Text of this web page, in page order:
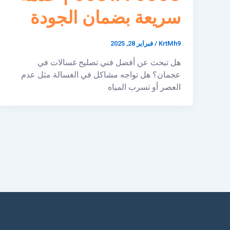
سريعة بضمان الجودة
KrtMh9
/فبراير 28, 2025
هل تبحث عن أفضل فني تصليح غسالات في
عجمان؟ هل تواجه مشاكل في الغسالة مثل عدم
العصر أو تسرب المياه